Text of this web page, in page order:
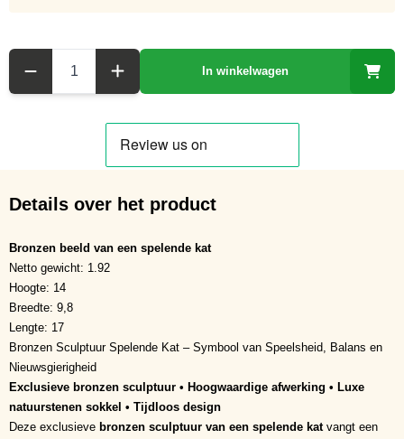
In winkelwagen
Details over het product
Bronzen beeld van een spelende kat
Netto gewicht: 1.92
Hoogte: 14
Breedte: 9,8
Lengte: 17
Bronzen Sculptuur Spelende Kat – Symbool van Speelsheid, Balans en
Nieuwsgierigheid
Exclusieve bronzen sculptuur • Hoogwaardige afwerking • Luxe
natuurstenen sokkel • Tijdloos design
Deze exclusieve bronzen sculptuur van een spelende katvangt een